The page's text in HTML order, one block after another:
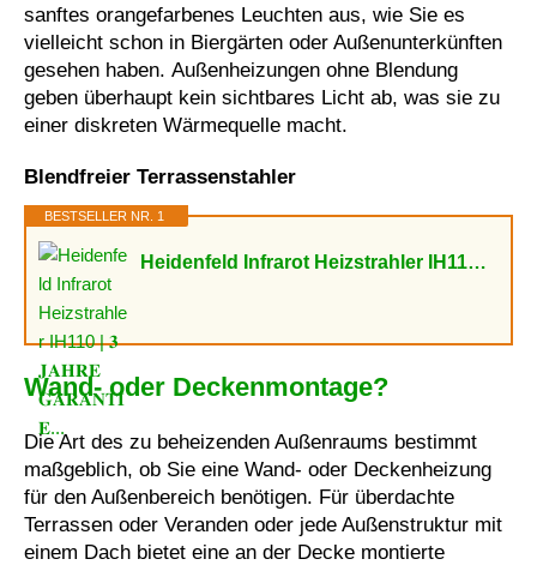
sanftes orangefarbenes Leuchten aus, wie Sie es
vielleicht schon in Biergärten oder Außenunterkünften
gesehen haben. Außenheizungen ohne Blendung
geben überhaupt kein sichtbares Licht ab, was sie zu
einer diskreten Wärmequelle macht.
Blendfreier Terrassenstahler
BESTSELLER NR. 1
Heidenfeld Infrarot Heizstrahler IH110 | 𝟑 𝐉𝐀𝐇𝐑𝐄 𝐆𝐀𝐑𝐀𝐍𝐓𝐈𝐄...
Wand- oder Deckenmontage?
Die Art des zu beheizenden Außenraums bestimmt
maßgeblich, ob Sie eine Wand- oder Deckenheizung
für den Außenbereich benötigen. Für überdachte
Terrassen oder Veranden oder jede Außenstruktur mit
einem Dach bietet eine an der Decke montierte